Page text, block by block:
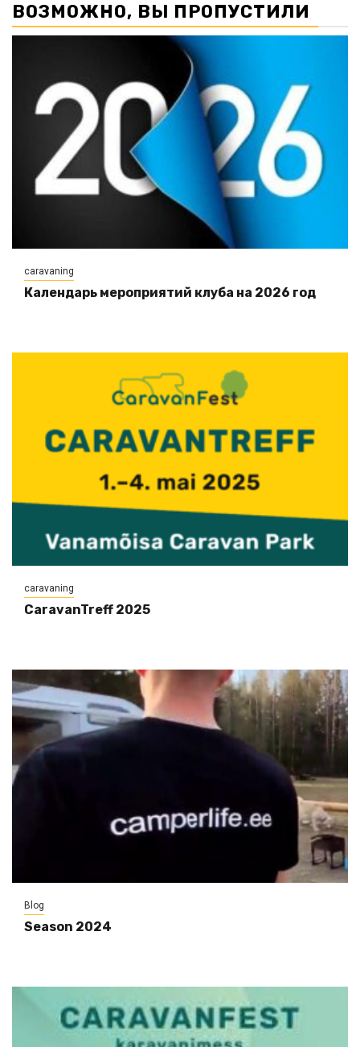
ВОЗМОЖНО, ВЫ ПРОПУСТИЛИ
caravaning
Календарь мероприятий клуба на 2026 год
caravaning
CaravanTreff 2025
Blog
Season 2024